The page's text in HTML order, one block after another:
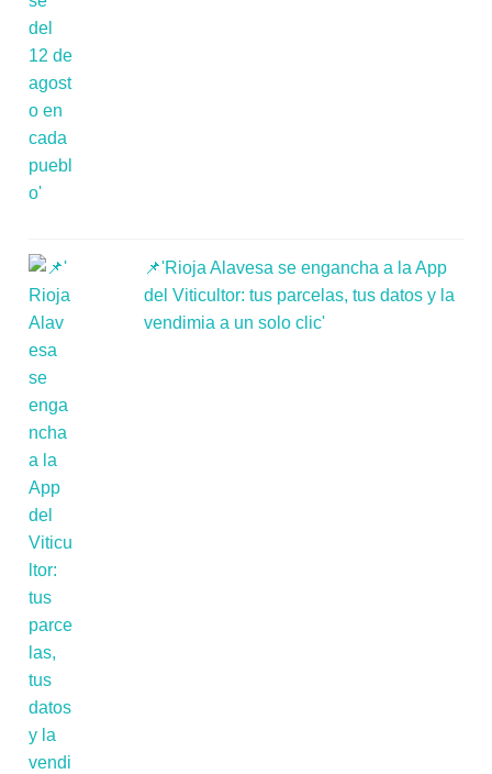
📌'Rioja Alavesa se engancha a la App
del Viticultor: tus parcelas, tus datos y la
vendimia a un solo clic'